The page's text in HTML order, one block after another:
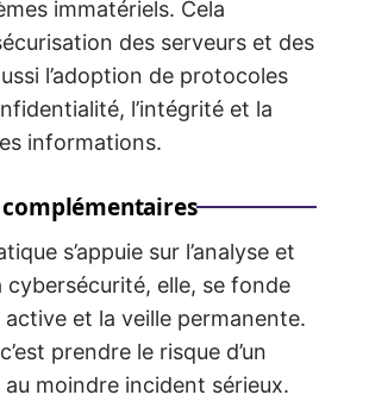
immatériels. Cela
des serveurs et des
l’adoption de protocoles
l’intégrité et la
informations.
s’appuie sur l’analyse et
cybersécurité, elle, se fonde
active et la veille permanente.
prendre le risque d’un
moindre incident sérieux.